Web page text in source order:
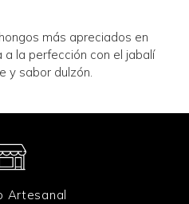
más apreciados en
a la perfección con el jabalí
y sabor dulzón.
Artesanal